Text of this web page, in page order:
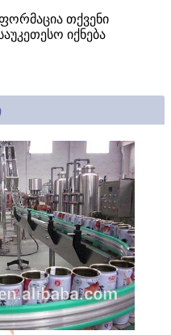
თქვენი
იქნება